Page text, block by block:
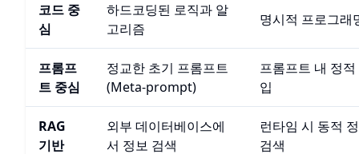
코드 중
심
하드코딩된 로직과 알
고리즘
명시적 프로그래
프롬프
트 중심
정교한 초기 프롬프트
(Meta-prompt)
프롬프트 내 정적
입
RAG
기반
외부 데이터베이스에
서 정보 검색
런타임 시 동적
검색